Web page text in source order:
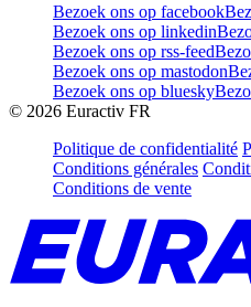
Bezoek ons op facebook
Bezoek ons op linkedin
Bezoek ons op rss-feed
Bezoek ons op mastodon
Bezoek ons op bluesky
© 2026 Euractiv FR
Politique de confidentialité
Conditions générales
Conditions de vente